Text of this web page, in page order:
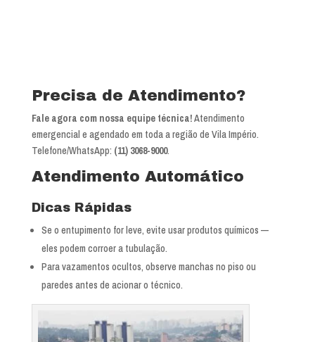
Precisa de Atendimento?
Fale agora com nossa equipe técnica!Atendimento
emergencial e agendado em toda a região de Vila Império.
Telefone/WhatsApp: (11) 3068-9000.
Atendimento Automático
Dicas Rápidas
Se o entupimento for leve, evite usar produtos químicos —
eles podem corroer a tubulação.
Para vazamentos ocultos, observe manchas no piso ou
paredes antes de acionar o técnico.